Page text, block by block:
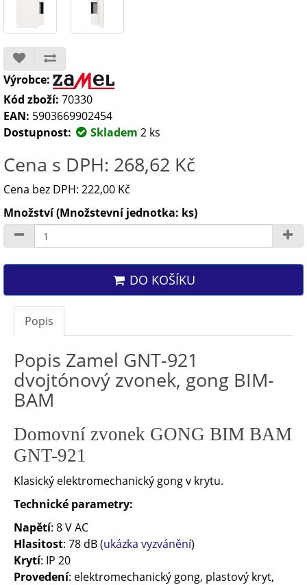
Výrobce:
Kód zboží: 70330
EAN: 5903669902454
Dostupnost:
Skladem 2 ks
Cena s DPH: 268,62 Kč
Cena bez DPH: 222,00 Kč
Množství (Množstevní jednotka: ks)
DO KOŠÍKU
Popis
Popis Zamel GNT-921
dvojtónový zvonek, gong BIM-
BAM
Domovní zvonek GONG BIM BAM
GNT-921
Klasický elektromechanický gong v krytu.
Technické parametry:
Napětí: 8 V AC
Hlasitost: 78 dB (ukázka vyzvánění)
Krytí: IP 20
Provedení: elektromechanický gong, plastový kryt,